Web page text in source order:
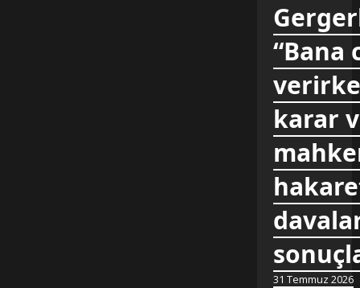
“Bana
karar
31 Temmuz 2026